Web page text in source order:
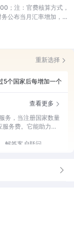
；注：官费核算方式，
公布当月汇率增加，如
重新选择
5个国家后每增加一个
查看更多
务，当注册国家数量
务费。它能助力企
解答客户疑问。
程中的问题。